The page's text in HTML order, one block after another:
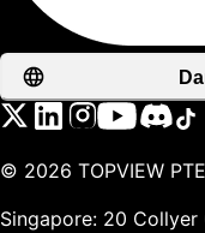
© 2026 TOPVIEW
Singapore: 20